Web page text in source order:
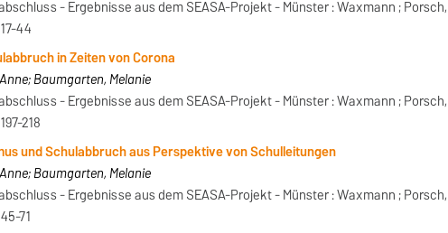
- Ergebnisse aus dem SEASA-Projekt - Münster : Waxmann ; Porsch,
44
in Zeiten von Corona
Baumgarten, Melanie
- Ergebnisse aus dem SEASA-Projekt - Münster : Waxmann ; Porsch,
218
und Schulabbruch aus Perspektive von Schulleitungen
Baumgarten, Melanie
- Ergebnisse aus dem SEASA-Projekt - Münster : Waxmann ; Porsch,
71